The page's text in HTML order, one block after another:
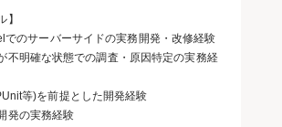
】
でのサーバーサイドの実務開発・改修経験
不明確な状態での調査・原因特定の実務経
等)を前提とした開発経験
発の実務経験